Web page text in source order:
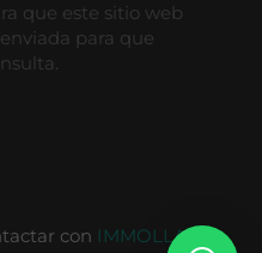
que este sitio web
para que
con IMMOLLAR